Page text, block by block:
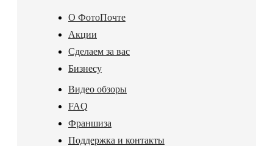
О ФотоПочте
Акции
Сделаем за вас
Бизнесу
Видео обзоры
FAQ
Франшиза
Поддержка и контакты